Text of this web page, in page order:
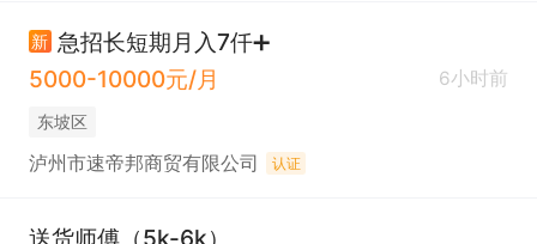
新 急招长短期月入7仟➕
5000-10000元/月
6小时前
东坡区
泸州市速帝邦商贸有限公司 认证
送货师傅（5k-6k）